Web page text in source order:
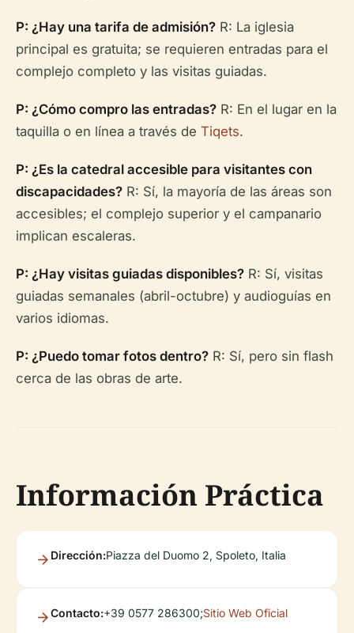
P: ¿Hay una tarifa de admisión? R: La iglesia
principal es gratuita; se requieren entradas para el
complejo completo y las visitas guiadas.
P: ¿Cómo compro las entradas? R: En el lugar en la
taquilla o en línea a través de Tiqets.
P: ¿Es la catedral accesible para visitantes con
discapacidades? R: Sí, la mayoría de las áreas son
accesibles; el complejo superior y el campanario
implican escaleras.
P: ¿Hay visitas guiadas disponibles? R: Sí, visitas
guiadas semanales (abril-octubre) y audioguías en
varios idiomas.
P: ¿Puedo tomar fotos dentro? R: Sí, pero sin flash
cerca de las obras de arte.
Información Práctica
Dirección:Piazza del Duomo 2, Spoleto, Italia
Contacto:+39 0577 286300;Sitio Web Oficial